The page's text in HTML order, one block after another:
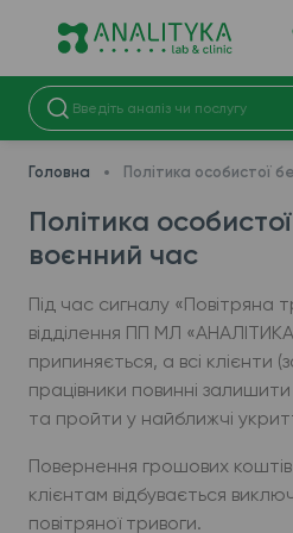
Головна Політика особистої
Політика
воєнний час
Під час сигналу «Повітряна
відділення ПП МЛ
припиняється, а всі клієнти
працівники повинні
та пройти у найближчі
Повернення грошових коштів
клієнтам відбувається
повітряної тривоги.